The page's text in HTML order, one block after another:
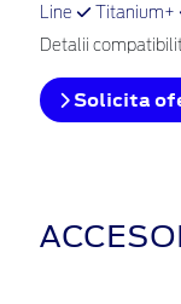
Line
Titanium+
Detalii
Solicita